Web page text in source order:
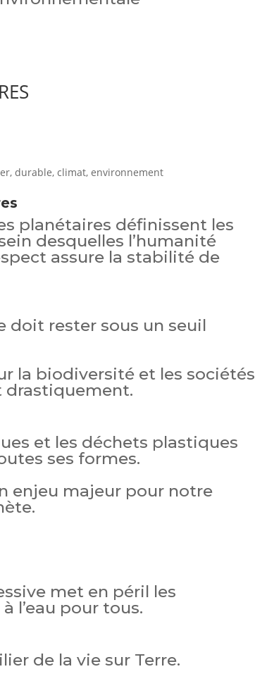
planétaires définissent les
desquelles l’humanité
assure la stabilité de
doit rester sous un seuil
la biodiversité et les sociétés
drastiquement.
et les déchets plastiques
ses formes.
enjeu majeur pour notre
met en péril les
l’eau pour tous.
de la vie sur Terre.